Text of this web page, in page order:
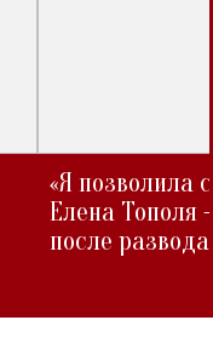
«Я позволила
Елена Тополя
после развода